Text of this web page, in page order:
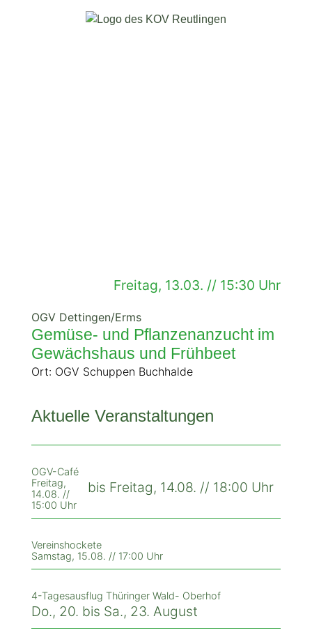
Freitag, 13.03. // 15:30 Uhr
OGV Dettingen/Erms
Gemüse- und Pflanzenanzucht im
Gewächshaus und Frühbeet
Ort: OGV Schuppen Buchhalde
Aktuelle Veranstaltungen
OGV-Café
Freitag,
14.08. //
15:00 Uhr
bis Freitag, 14.08. // 18:00 Uhr
Vereinshockete
Samstag, 15.08. // 17:00 Uhr
4-Tagesausflug Thüringer Wald- Oberhof
Do., 20. bis Sa., 23. August